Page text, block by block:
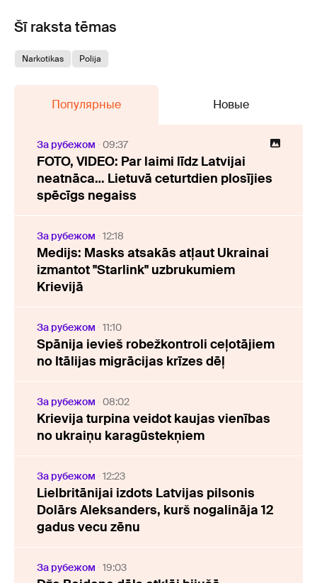
Šī raksta tēmas
Narkotikas Polija
Популярные Новые
За рубежом 09:37
FOTO, VIDEO: Par laimi līdz Latvijai
neatnāca… Lietuvā ceturtdien plosījies
spēcīgs negaiss
За рубежом 12:18
Medijs: Masks atsakās atļaut Ukrainai
izmantot "Starlink" uzbrukumiem
Krievijā
За рубежом 11:10
Spānija ievieš robežkontroli ceļotājiem
no Itālijas migrācijas krīzes dēļ
За рубежом 08:02
Krievija turpina veidot kaujas vienības
no ukraiņu karagūstekņiem
За рубежом 12:23
Lielbritānijai izdots Latvijas pilsonis
Dolārs Aleksanders, kurš nogalināja 12
gadus vecu zēnu
За рубежом 19:03